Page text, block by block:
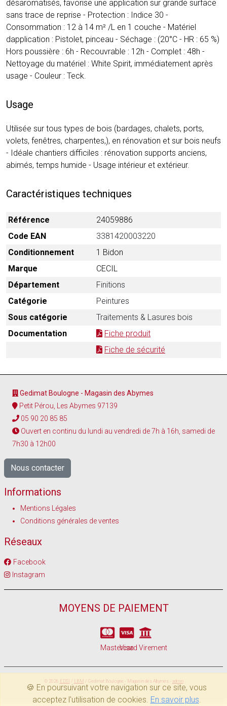
désaromatisés, favorise une application sur grande surface
sans trace de reprise - Protection : Indice 30 -
Consommation : 12 à 14 m² /L en 1 couche - Matériel
dapplication : Pistolet, pinceau - Séchage : (20°C - HR : 65 %)
Hors poussière : 6h - Recouvrable : 12h - Complet : 48h -
Nettoyage du matériel : White Spirit, immédiatement après
usage - Couleur : Teck.
Usage
Utilisée sur tous types de bois (bardages, chalets, ports,
volets, fenêtres, charpentes,), en rénovation et sur bois neufs
- Idéale chantiers difficiles : rénovation supports anciens,
abimés, temps humide - Usage intérieur et extérieur.
Caractéristiques techniques
Référence
24059886
Code EAN
3381420003220
Conditionnement
1 Bidon
Marque
CECIL
Département
Finitions
Catégorie
Peintures
Sous catégorie
Traitements & Lasures bois
Documentation
Fiche produit
Fiche de sécurité
Gedimat Boulogne - Magasin des Abymes
Petit Pérou, Les Abymes 97139
05 90 20 85 85
Ouvert en continu du lundi au vendredi de 7h à 16h, samedi de
7h30 à 12h00
Nous contacter
Informations
Mentions Légales
Conditions générales de ventes
Réseaux
Facebook
Instagram
MOYENS DE PAIEMENT
Mastercard
Visa Virement
© 2026 EDSI / LBM / Gedimat Boulogne - Magasin des Abymes - admin
🍪 En poursuivant votre navigation sur ce site, vous
acceptez l'utilisation de cookies. En savoir plus.